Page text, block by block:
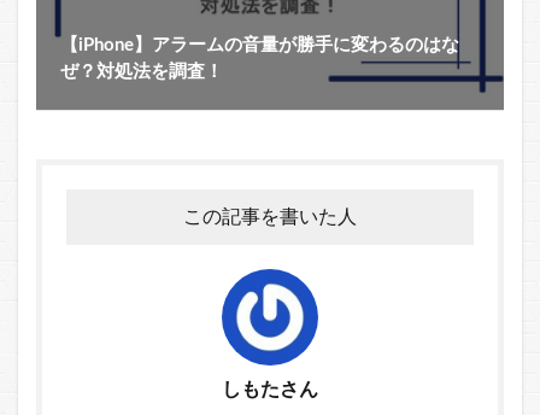
【iPhone】アラームの音量が勝手に変わるのはな
ぜ？対処法を調査！
この記事を書いた人
しもたさん